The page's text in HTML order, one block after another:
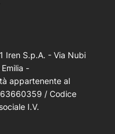
Iren S.p.A. - Via Nubi
-
appartenente al
/ Codice
I.V.